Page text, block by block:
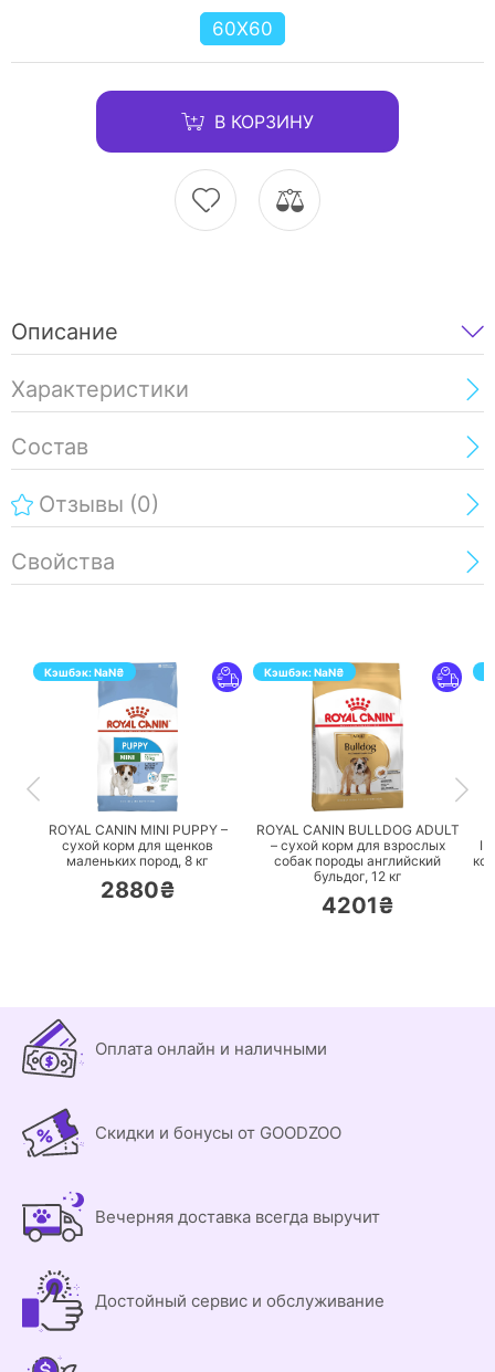
60Х60
В КОРЗИНУ
Описание
Характеристики
Состав
Отзывы (0)
Свойства
Кэшбэк:NaN₴
ПЕРЕЙТИ
ROYAL CANIN MINI PUPPY –
сухой корм для щенков
маленьких пород, 8 кг
2880₴
Кэшбэк:NaN₴
ПЕРЕЙТИ
ROYAL CANIN BULLDOG ADULT
– сухой корм для взрослых
собак породы английский
бульдог, 12 кг
4201₴
Оплата онлайн и наличными
Скидки и бонусы от GOODZOO
Вечерняя доставка всегда выручит
Достойный сервис и обслуживание